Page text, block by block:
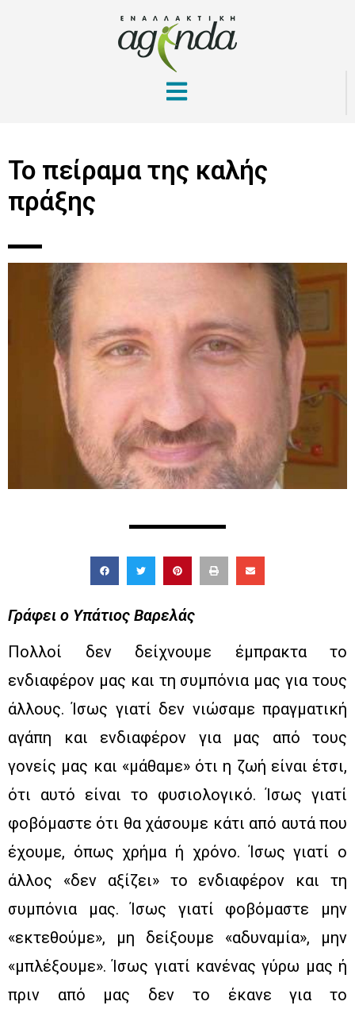
Το πείραμα της καλής
πράξης
Γράφει ο Υπάτιος Βαρελάς
Πολλοί δεν δείχνουμε έμπρακτα το
ενδιαφέρον μας και τη συμπόνια μας για τους
άλλους. Ίσως γιατί δεν νιώσαμε πραγματική
αγάπη και ενδιαφέρον για μας από τους
γονείς μας και «μάθαμε» ότι η ζωή είναι έτσι,
ότι αυτό είναι το φυσιολογικό. Ίσως γιατί
φοβόμαστε ότι θα χάσουμε κάτι από αυτά που
έχουμε, όπως χρήμα ή χρόνο. Ίσως γιατί ο
άλλος «δεν αξίζει» το ενδιαφέρον και τη
συμπόνια μας. Ίσως γιατί φοβόμαστε μην
«εκτεθούμε», μη δείξουμε «αδυναμία», μην
«μπλέξουμε». Ίσως γιατί κανένας γύρω μας ή
πριν από μας δεν το έκανε για το